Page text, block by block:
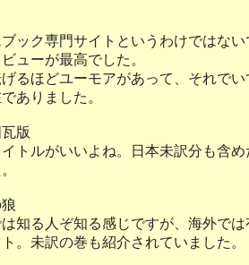
ック専門サイトというわけではな
ューが最高でした。
るほどユーモアがあって、それで
ありました。
版
トルがいいよね。日本未訳分も含
知る人ぞ知る感じですが、海外で
。未訳の巻も紹介されていました。